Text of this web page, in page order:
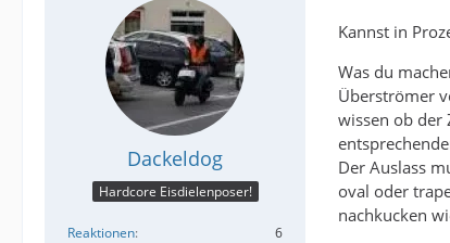
Dackeldog
Hardcore Eisdielenposer!
Reaktionen
6
Kannst in
Was du
Überströmer
wissen ob der
Der Auslass
oval oder
nachkucken